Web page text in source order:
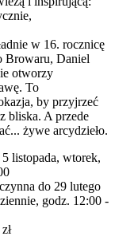
w 16. rocznicę
Browaru, Daniel
otworzy
To
by przyjrzeć
bliska. A przede
żywe arcydzieło.
listopada, wtorek,
do 29 lutego
godz. 12:00 -